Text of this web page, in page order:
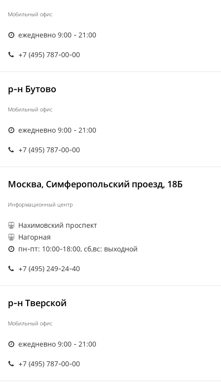
Мобильный офис
ежедневно 9:00 - 21:00
+7 (495) 787-00-00
р-н Бутово
Мобильный офис
ежедневно 9:00 - 21:00
+7 (495) 787-00-00
Москва, Симферопольский проезд, 18Б
Информационный центр
Нахимовский проспект
Нагорная
пн-пт: 10:00-18:00, сб,вс: выходной
+7 (495) 249-24-40
р-н Тверской
Мобильный офис
ежедневно 9:00 - 21:00
+7 (495) 787-00-00